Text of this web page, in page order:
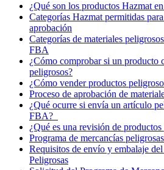
¿Qué son los productos Hazmat
Categorías Hazmat permitidas
aprobación
Categorías de materiales
FBA
¿Cómo comprobar si un producto
peligrosos?
¿Cómo vender productos
Proceso de aprobación de
¿Qué ocurre si envía un artículo
FBA?
¿Qué es una revisión de
Programa de mercancías
Requisitos de envío y embalaje
Peligrosas